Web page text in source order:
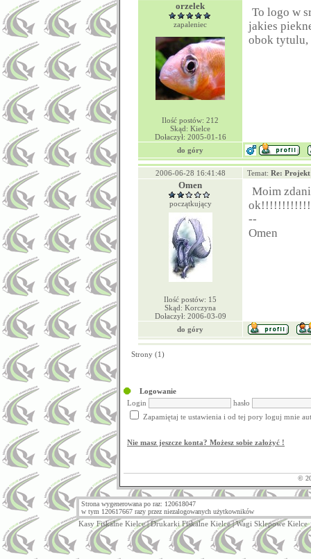
orzelek
zapaleniec
Ilość postów: 212
Skąd: Kielce
Dołaczył: 2005-01-16
To logo w
jakies
obok tytulu,
do góry
2006-06-28 16:41:48 Temat: Re:
Omen
początkujący
Ilość postów: 15
Skąd: Korczyna
Dołaczył: 2006-03-09
Moim
--
Omen
do góry
Strony (1)
Logowanie
Login
hasło
Zapamiętaj te ustawienia i od tej pory loguj mnie
Nie masz jeszcze konta? Możesz sobie założyć !
©
Strona wygenerowana po raz: 120618047
w tym 120617667 razy przez niezalogowanych użytkowników
Kasy Fiskalne Kielce|Drukarki Fiskalne Kielce|Wagi Sklepowe Kielce